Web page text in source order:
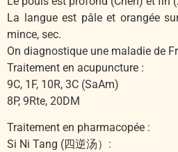
La langue est pâle et orangée
mince, sec.
On diagnostique une maladie de
Traitement en acupuncture :
9C, 1F, 10R, 3C (SaAm)
8P, 9Rte, 20DM
Traitement en pharmacopée :
Si Ni Tang (四逆汤）: